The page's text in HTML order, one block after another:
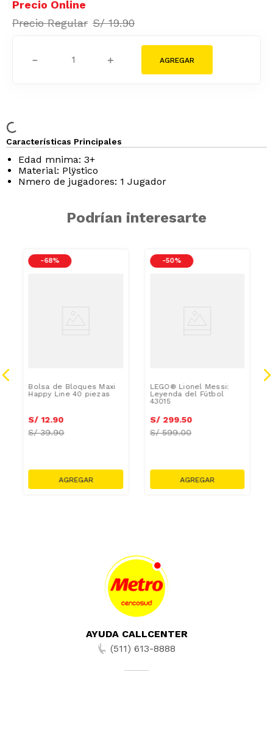
S/ 19.90
＋
－
Características Principales
Edad m­nima: 3+
Material: Plÿstico
Nmero de jugadores: 1 Jugador
Podrían interesarte
-68 %
Bolsa de Bloques Maxi
Happy Line 40 piezas
S/ 12.90
S/39.90
-50 %
LEGO® Lionel Messi:
Leyenda del Fútbol
43015
S/ 299.50
S/599.00
AYUDA CALLCENTER
(511) 613-8888